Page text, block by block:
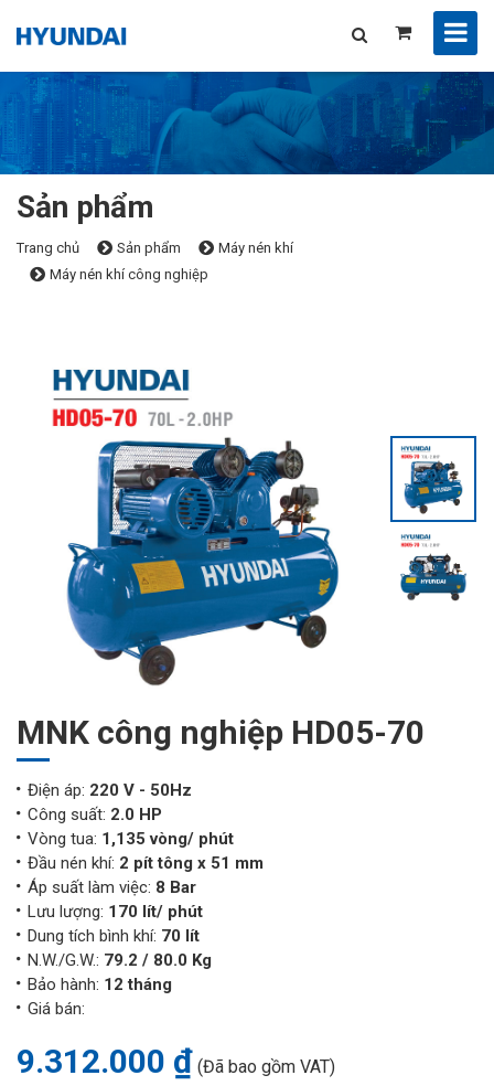
Sản phẩm
Trang chủ Sản phẩm
Máy nén khí
Máy nén khí công nghiệp
MNK công nghiệp HD05-70
Điện áp: 220 V - 50Hz
Công suất: 2.0 HP
Vòng tua: 1,135 vòng/ phút
Đầu nén khí: 2 pít tông x 51 mm
Áp suất làm việc: 8 Bar
Lưu lượng: 170 lít/ phút
Dung tích bình khí: 70 lít
N.W./G.W.: 79.2 / 80.0 Kg
Bảo hành: 12 tháng
Giá bán:
9.312.000 ₫ (Đã bao gồm VAT)